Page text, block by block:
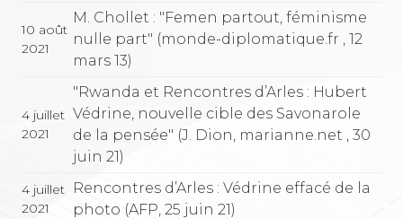
10 août
2021
M. Chollet : "Femen partout, féminisme
nulle part" (monde-diplomatique.fr , 12
mars 13)
4 juillet
2021
"Rwanda et Rencontres d’Arles : Hubert
Védrine, nouvelle cible des Savonarole
de la pensée" (J. Dion, marianne.net , 30
juin 21)
4 juillet
2021
Rencontres d’Arles : Védrine effacé de la
photo (AFP, 25 juin 21)